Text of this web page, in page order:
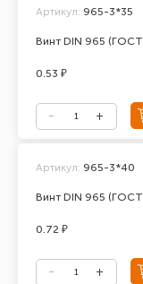
Винт DIN 965
Артикул: 965-3*35
0.53 ₽
Винт DIN 965
Артикул: 965-3*40
0.72 ₽